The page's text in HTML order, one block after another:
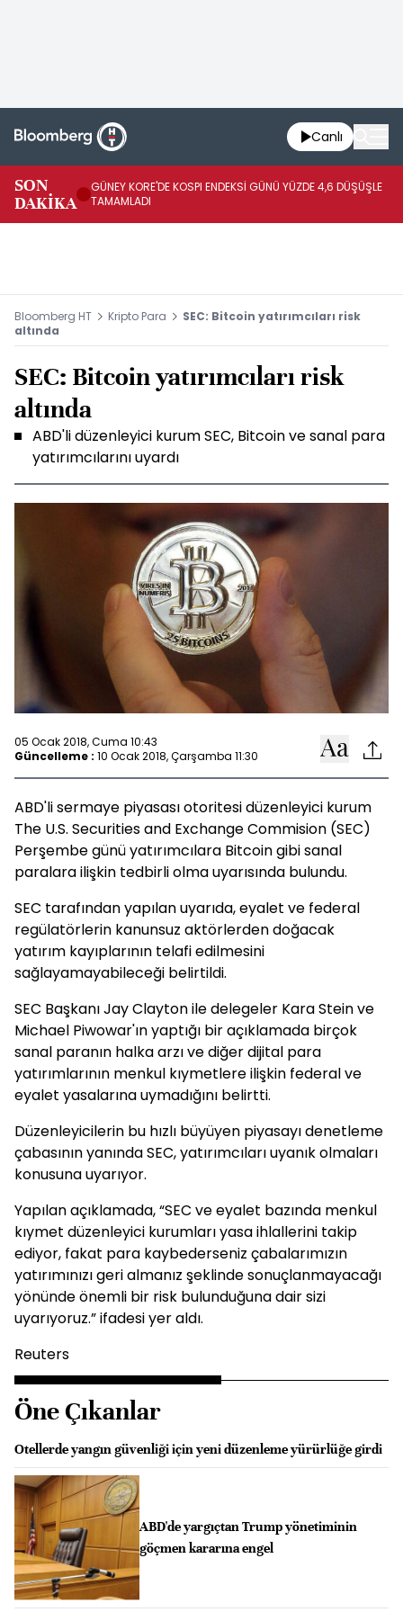
Canlı
SON
DAKİKA
GÜNEY KORE'DE KOSPI ENDEKSİ GÜNÜ YÜZDE 4,6 DÜŞÜŞLE
TAMAMLADI
Bloomberg HT Kripto Para
SEC: Bitcoin yatırımcıları risk
altında
SEC: Bitcoin yatırımcıları risk
altında
ABD'li düzenleyici kurum SEC, Bitcoin ve sanal para
yatırımcılarını uyardı
05 Ocak 2018, Cuma 10:43
Güncelleme : 10 Ocak 2018, Çarşamba 11:30
ABD'li sermaye piyasası otoritesi düzenleyici kurum
The U.S. Securities and Exchange Commision (SEC)
Perşembe günü yatırımcılara Bitcoin gibi sanal
paralara ilişkin tedbirli olma uyarısında bulundu.
SEC tarafından yapılan uyarıda, eyalet ve federal
regülatörlerin kanunsuz aktörlerden doğacak
yatırım kayıplarının telafi edilmesini
sağlayamayabileceği belirtildi.
SEC Başkanı Jay Clayton ile delegeler Kara Stein ve
Michael Piwowar'ın yaptığı bir açıklamada birçok
sanal paranın halka arzı ve diğer dijital para
yatırımlarının menkul kıymetlere ilişkin federal ve
eyalet yasalarına uymadığını belirtti.
Düzenleyicilerin bu hızlı büyüyen piyasayı denetleme
çabasının yanında SEC, yatırımcıları uyanık olmaları
konusuna uyarıyor.
Yapılan açıklamada, “SEC ve eyalet bazında menkul
kıymet düzenleyici kurumları yasa ihlallerini takip
ediyor, fakat para kaybederseniz çabalarımızın
yatırımınızı geri almanız şeklinde sonuçlanmayacağı
yönünde önemli bir risk bulunduğuna dair sizi
uyarıyoruz.” ifadesi yer aldı.
Reuters
Öne Çıkanlar
Otellerde yangın güvenliği için yeni düzenleme yürürlüğe girdi
ABD'de yargıçtan Trump yönetiminin
göçmen kararına engel